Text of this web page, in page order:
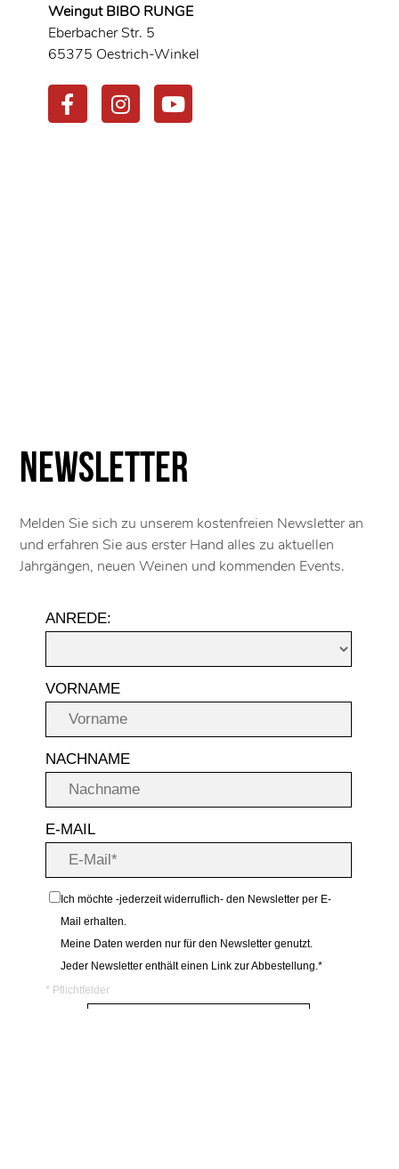
Weingut BIBO RUNGE
Eberbacher Str. 5
65375 Oestrich-Winkel
Newsletter
Melden Sie sich zu unserem kostenfreien Newsletter an
und erfahren Sie aus erster Hand alles zu aktuellen
Jahrgängen, neuen Weinen und kommenden Events.